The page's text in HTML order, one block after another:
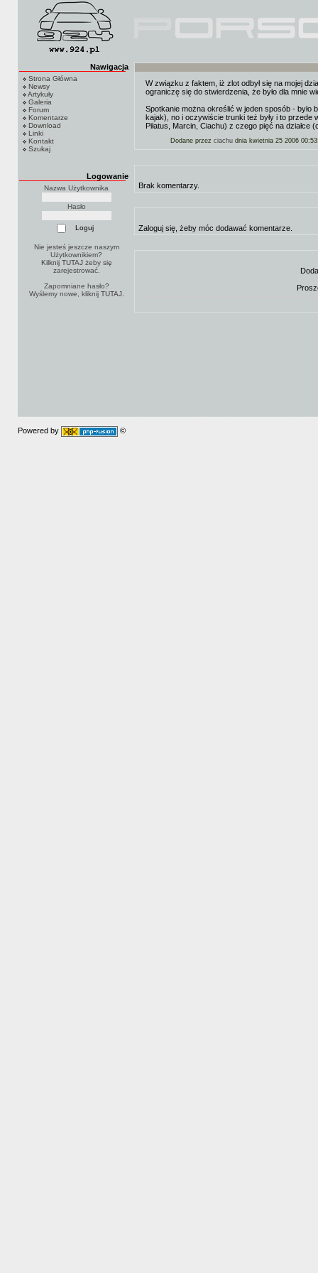
Nawigacja
Strona Główna
Newsy
Artykuły
Galeria
Forum
Komentarze
Download
Linki
Kontakt
Szukaj
Logowanie
Nazwa Użytkownika
Hasło
Nie jesteś jeszcze naszym
Użytkownikiem?
Kilknij TUTAJżeby się
zarejestrować.
Zapomniane hasło?
Wyślemy nowe, kliknij TUTAJ.
W związku z faktem, iż zlot odbył się na mojej
ograniczę się do stwierdzenia, że było dla mnie
Spotkanie można określić w jeden sposób - było
kajak), no i oczywiście trunki też były i to przede
Piłatus, Marcin, Ciachu) z czego pięć na
Dodane przez ciachu dnia kwietnia 25 2006
Brak komentarzy.
Zaloguj się, żeby móc dodawać komentarze.
Powered by ©